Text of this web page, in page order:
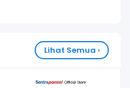
Lihat Semua ›